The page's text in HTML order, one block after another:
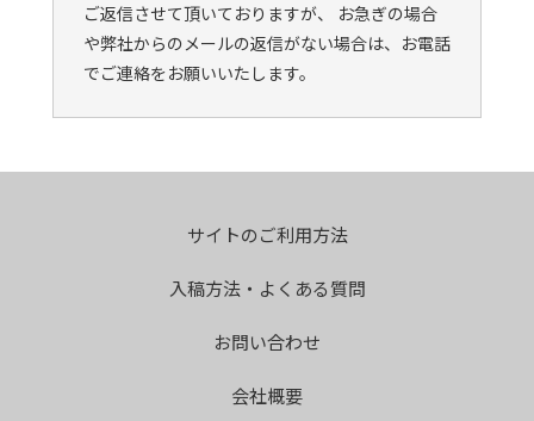
ご返信させて頂いておりますが、 お急ぎの場合
や弊社からのメールの返信がない場合は、お電話
でご連絡をお願いいたします。
サイトのご利用方法
入稿方法・よくある質問
お問い合わせ
会社概要